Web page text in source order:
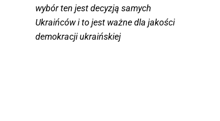
wybór ten jest decyzją samych
Ukraińców i to jest ważne dla jakości
demokracji ukraińskiej